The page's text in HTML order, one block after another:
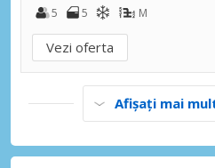
5
5 M
Vezi oferta
Afișați mai